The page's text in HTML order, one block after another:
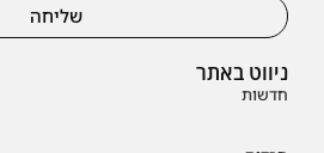
ניווט באתר
חדשות
שליחה